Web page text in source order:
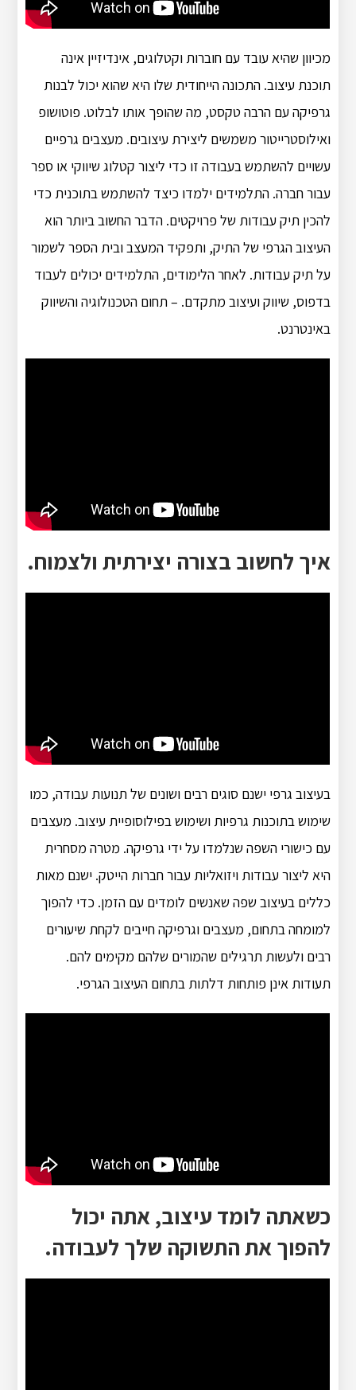
מכיוון שהיא עובד עם חוברות וקטלוגים, אינדיזיין אינה
תוכנת עיצוב. התכונה הייחודית שלו היא שהוא יכול לבנות
גרפיקה עם הרבה טקסט, מה שהופך אותו לבלוט. פוטושופ
ואילוסטרייטור משמשים ליצירת עיצובים. מעצבים גרפיים
עשויים להשתמש בעבודה זו כדי ליצור קטלוג שיווקי או ספר
עבור חברה. התלמידים ילמדו כיצד להשתמש בתוכנית כדי
להכין תיק עבודות של פרויקטים. הדבר החשוב ביותר הוא
העיצוב הגרפי של התיק, ותפקיד המעצב ובית הספר לשמור
על תיק עבודות. לאחר הלימודים, התלמידים יכולים לעבוד
בדפוס, שיווק ועיצוב מתקדם. – תחום הטכנולוגיה והשיווק
באינטרנט.
איך לחשוב בצורה יצירתית ולצמוח.
בעיצוב גרפי ישנם סוגים רבים ושונים של תנועות עבודה, כמו
שימוש בתוכנות גרפיות ושימוש בפילוסופיית עיצוב. מעצבים
עם כישורי השפה שנלמדו על ידי גרפיקה. מטרה מסחרית
היא ליצור עבודות ויזואליות עבור חברות הייטק. ישנם מאות
כללים בעיצוב שפה שאנשים לומדים עם הזמן. כדי להפוך
למומחה בתחום, מעצבים וגרפיקה חייבים לקחת שיעורים
רבים ולעשות תרגילים שהמורים שלהם מקימים להם.
תעודות אינן פותחות דלתות בתחום העיצוב הגרפי.
כשאתה לומד עיצוב, אתה יכול
להפוך את התשוקה שלך לעבודה.